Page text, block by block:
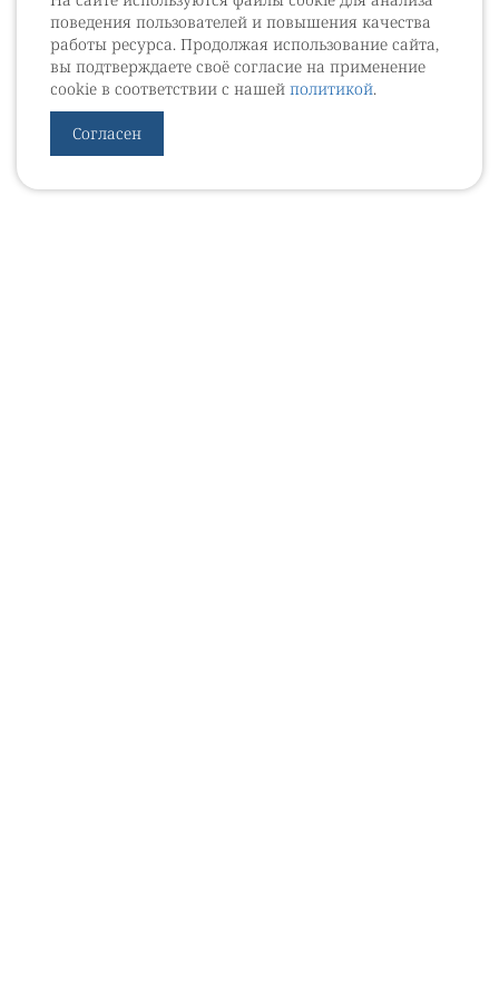
поведения пользователей и повышения качества
работы ресурса. Продолжая использование сайта,
вы подтверждаете своё согласие на применение
cookie в соответствии с нашей политикой.
Согласен